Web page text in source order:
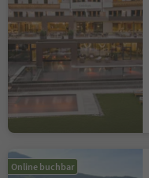
Online buchbar